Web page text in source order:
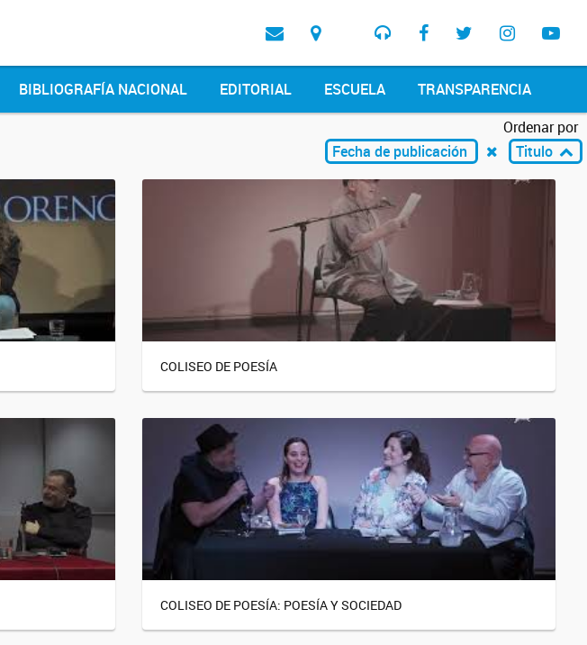
BIBLIOGRAFÍA NACIONAL EDITORIAL ESCUELA TRANSPARENCIA
Ordenar por
Fecha de publicación
Titulo
COLISEO DE POESÍA
COLISEO DE POESÍA: POESÍA Y SOCIEDAD